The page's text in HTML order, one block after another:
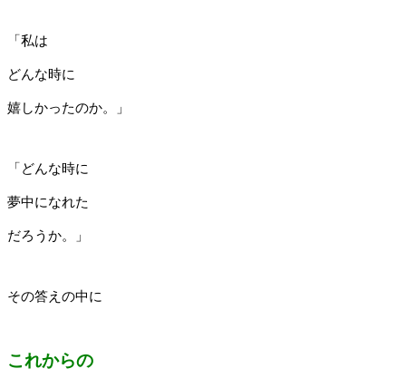
「私は
どんな時に
嬉しかったのか。」
「どんな時に
夢中になれた
だろうか。」
その答えの中に
これからの